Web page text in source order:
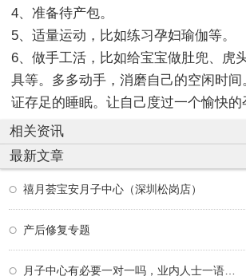
4、准备待产包。
5、适量运动，比如练习孕妇瑜伽等。
6、做手工活，比如给宝宝做肚兜、虎
具等。多多动手，消磨自己的空闲时
证存足的睡眠。让自己度过一个愉快的
相关资讯
最新文章
禧月荟宝安月子中心（深圳松岗店）
产后修复专题
月子中心有必要一对一吗，业内人士一语道破